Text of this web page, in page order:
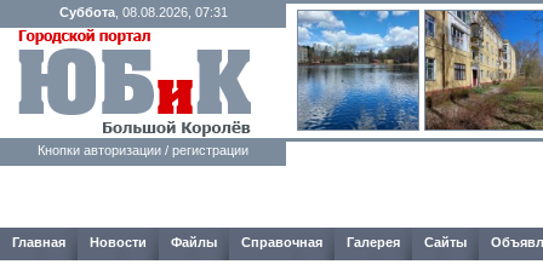
Суббота, 08.08.2026, 07:31
Кнопки авторизации / регистрации
Главная Новости Файлы Справочная Галерея Сайты